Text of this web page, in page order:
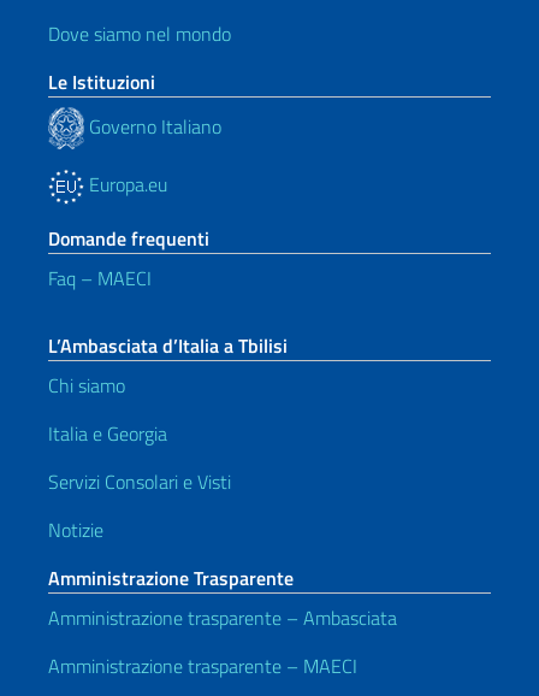
Dove siamo nel mondo
Le Istituzioni
Governo Italiano
Europa.eu
Domande frequenti
Faq – MAECI
L’Ambasciata d’Italia a Tbilisi
Chi siamo
Italia e Georgia
Servizi Consolari e Visti
Notizie
Amministrazione Trasparente
Amministrazione trasparente – Ambasciata
Amministrazione trasparente – MAECI